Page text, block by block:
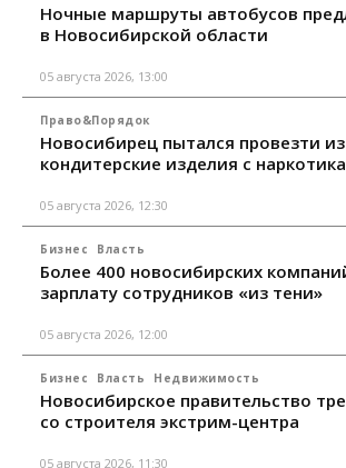
Ночные маршруты автобусов
в Новосибирской области
05 августа 2026, 13:00
Право&Порядок
Новосибирец пытался провезти
кондитерские изделия с
05 августа 2026, 12:30
Бизнес Власть
Более 400 новосибирских
зарплату сотрудников «из тени»
05 августа 2026, 12:00
Бизнес Власть Недвижимость
Новосибирское правительство
со строителя экстрим-центра
05 августа 2026, 11:30